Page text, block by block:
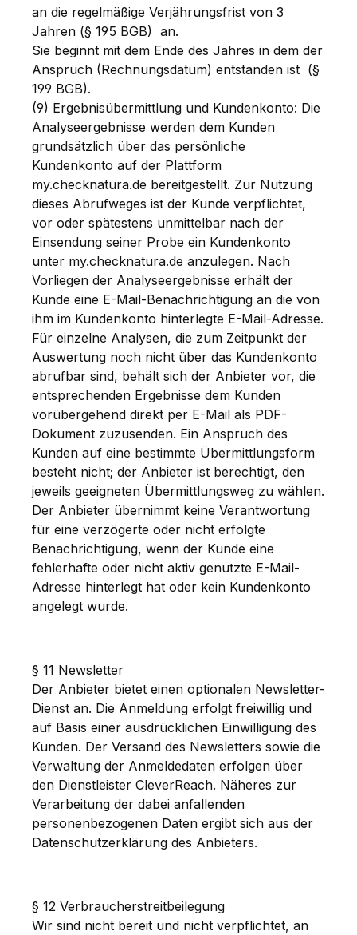
an die regelmäßige Verjährungsfrist von 3
Jahren (§ 195 BGB) an.
Sie beginnt mit dem Ende des Jahres in dem der
Anspruch (Rechnungsdatum) entstanden ist (§
199 BGB).
(9) Ergebnisübermittlung und Kundenkonto: Die
Analyseergebnisse werden dem Kunden
grundsätzlich über das persönliche
Kundenkonto auf der Plattform
my.checknatura.de bereitgestellt. Zur Nutzung
dieses Abrufweges ist der Kunde verpflichtet,
vor oder spätestens unmittelbar nach der
Einsendung seiner Probe ein Kundenkonto
unter my.checknatura.de anzulegen. Nach
Vorliegen der Analyseergebnisse erhält der
Kunde eine E-Mail-Benachrichtigung an die von
ihm im Kundenkonto hinterlegte E-Mail-Adresse.
Für einzelne Analysen, die zum Zeitpunkt der
Auswertung noch nicht über das Kundenkonto
abrufbar sind, behält sich der Anbieter vor, die
entsprechenden Ergebnisse dem Kunden
vorübergehend direkt per E-Mail als PDF-
Dokument zuzusenden. Ein Anspruch des
Kunden auf eine bestimmte Übermittlungsform
besteht nicht; der Anbieter ist berechtigt, den
jeweils geeigneten Übermittlungsweg zu wählen.
Der Anbieter übernimmt keine Verantwortung
für eine verzögerte oder nicht erfolgte
Benachrichtigung, wenn der Kunde eine
fehlerhafte oder nicht aktiv genutzte E-Mail-
Adresse hinterlegt hat oder kein Kundenkonto
angelegt wurde.
§ 11 Newsletter
Der Anbieter bietet einen optionalen Newsletter-
Dienst an. Die Anmeldung erfolgt freiwillig und
auf Basis einer ausdrücklichen Einwilligung des
Kunden. Der Versand des Newsletters sowie die
Verwaltung der Anmeldedaten erfolgen über
den Dienstleister CleverReach. Näheres zur
Verarbeitung der dabei anfallenden
personenbezogenen Daten ergibt sich aus der
Datenschutzerklärung des Anbieters.
§ 12 Verbraucherstreitbeilegung
Wir sind nicht bereit und nicht verpflichtet, an